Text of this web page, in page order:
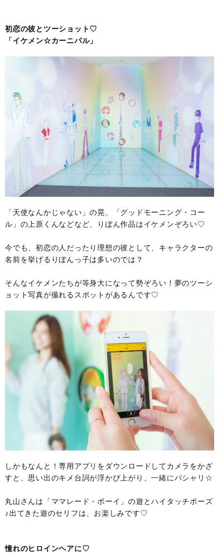
初恋の彼とツーショット♡
「イケメン☆カーニバル」
「天使なんかじゃない」の晃、「グッドモーニング・コー
ル」の上原くんなどなど、りぼん作品はイケメンぞろい♡
今でも、初恋の人だったり理想の彼として、キャラクターの
名前を挙げるりぼんっ子は多いのでは？
そんなイケメンたちが等身大になって勢ぞろい！夢のツーシ
ョット写真が撮れるスポットがあるんです♡
しかもなんと！専用アプリをダウンロードしてカメラをかざ
すと、思い出のキメ台詞が浮かび上がり、一緒にパシャリ☆
丸山さんは「ママレード・ボーイ」の遊とハイタッチポーズ
♪出てきた遊のセリフは、お楽しみです♡
憧れのヒロインヘアに♡